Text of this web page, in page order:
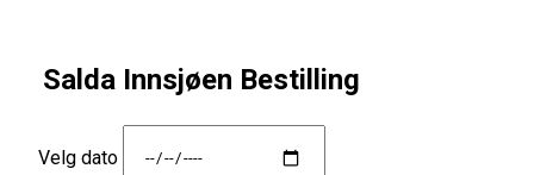
Salda Innsjøen Bestilling
Velg dato